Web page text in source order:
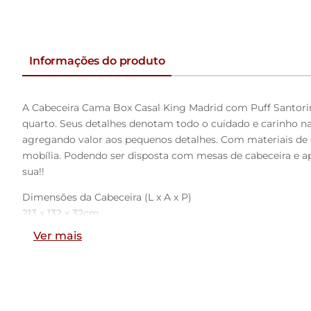
Informações do produto
A Cabeceira Cama Box Casal King Madrid com Puff
quarto. Seus detalhes denotam todo o cuidado e carinho
agregando valor aos pequenos detalhes. Com materiais
mobília. Podendo ser disposta com mesas de cabeceira e
sua!!
Dimensões da Cabeceira (L x A x P)
213 x 132 x 32cm
Características da Cabeceira:
Ver mais